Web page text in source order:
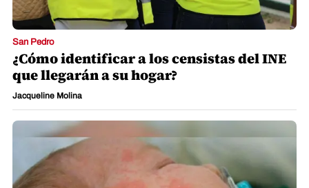
San Pedro
¿Cómo identificar a los censistas del INE
que llegarán a su hogar?
Jacqueline Molina